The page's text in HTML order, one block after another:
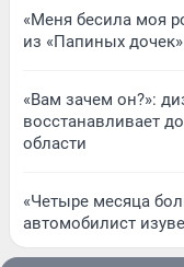
«Меня бесила моя
из «Папиных дочек»
«Вам зачем он?»:
восстанавливает
области
«Четыре месяца
автомобилист